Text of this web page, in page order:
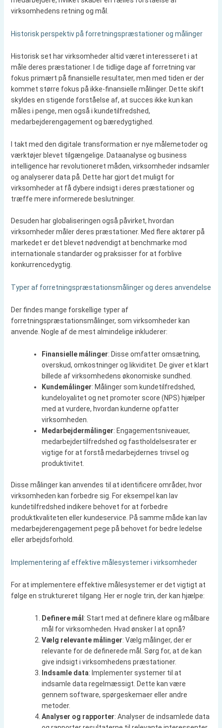
virksomhedens retning og mål.
Historisk perspektiv på forretningspræstationer og målinger
Historisk set har virksomheder altid været interesseret i at
måle deres præstationer. I de tidlige dage af forretning var
fokus primært på finansielle resultater, men med tiden er der
kommet større fokus på ikke-finansielle målinger. Dette skift
skyldes en stigende forståelse af, at succes ikke kun kan
måles i penge, men også i kundetilfredshed,
medarbejderengagement og bæredygtighed.
I takt med den digitale transformation er nye målemetoder og
værktøjer blevet tilgængelige. Dataanalyse og business
intelligence har revolutioneret måden, virksomheder indsamler
og analyserer data på. Dette har gjort det muligt for
virksomheder at få dybere indsigt i deres præstationer og
træffe mere informerede beslutninger.
Desuden har globaliseringen også påvirket, hvordan
virksomheder måler deres præstationer. Med flere aktører på
markedet er det blevet nødvendigt at benchmarke mod
internationale standarder og praksisser for at forblive
konkurrencedygtig.
Typer af forretningspræstationsmålinger og deres anvendelse
Der findes mange forskellige typer af
forretningspræstationsmålinger, som virksomheder kan
anvende. Nogle af de mest almindelige inkluderer:
Finansielle målinger: Disse omfatter omsætning,
overskud, omkostninger og likviditet. De giver et klart
billede af virksomhedens økonomiske sundhed.
Kundemålinger: Målinger som kundetilfredshed,
kundeloyalitet og net promoter score (NPS) hjælper
med at vurdere, hvordan kunderne opfatter
virksomheden.
Medarbejdermålinger: Engagementsniveauer,
medarbejdertilfredshed og fastholdelsesrater er
vigtige for at forstå medarbejdernes trivsel og
produktivitet.
Disse målinger kan anvendes til at identificere områder, hvor
virksomheden kan forbedre sig. For eksempel kan lav
kundetilfredshed indikere behovet for at forbedre
produktkvaliteten eller kundeservice. På samme måde kan lav
medarbejderengagement pege på behovet for bedre ledelse
eller arbejdsforhold.
Implementering af effektive målesystemer i virksomheder
For at implementere effektive målesystemer er det vigtigt at
følge en struktureret tilgang. Her er nogle trin, der kan hjælpe:
Definere mål: Start med at definere klare og målbare
mål for virksomheden. Hvad ønsker I at opnå?
Vælg relevante målinger: Vælg målinger, der er
relevante for de definerede mål. Sørg for, at de kan
give indsigt i virksomhedens præstationer.
Indsamle data: Implementer systemer til at
indsamle data regelmæssigt. Dette kan være
gennem software, spørgeskemaer eller andre
metoder.
Analyser og rapporter: Analyser de indsamlede data